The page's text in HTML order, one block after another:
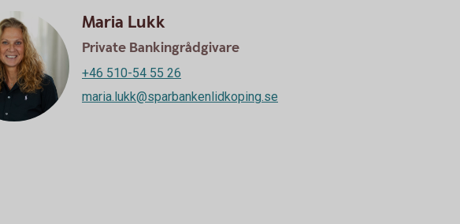
Maria Lukk
Private Bankingrådgivare
+46 510-54 55 26
maria.lukk@sparbankenlidkoping.se